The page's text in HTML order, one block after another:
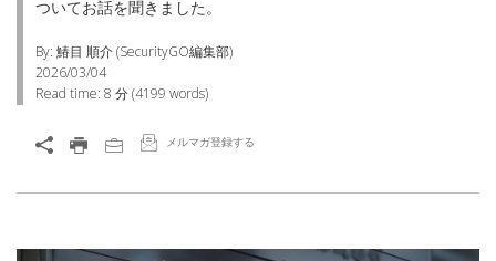
ついてお話を聞きました。
By: 鰆目 順介 (SecurityGO編集部)
2026/03/04
Read time: 8 分(4199 words)
メルマガ登録する